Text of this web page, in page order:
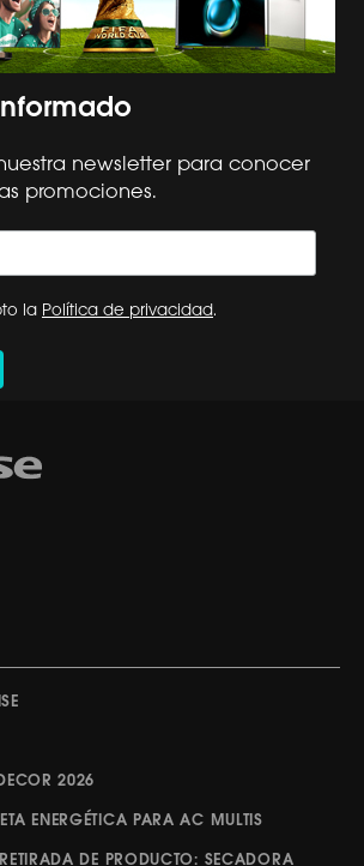
newsletter para conocer
promociones.
la Política de privacidad.
2026
ENERGÉTICA PARA AC MULTIS
DE PRODUCTO: SECADORA